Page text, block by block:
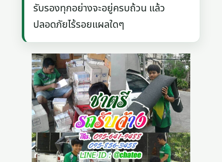
รับรองทุกอย่างจะอยู่ครบถ้วน แล้ว
ปลอดภัยไร้รอยแผลใดๆ